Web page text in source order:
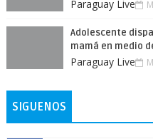
Paraguay Live
Adolescente
mamá en medio
Paraguay Live
SIGUENOS